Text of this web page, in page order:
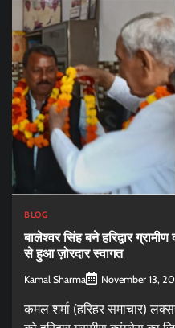
BLOG
बालेश्वर सिंह बने हरिद्वार
से हुआ ज़ोरदार स्वागत
Kamal Sharma November 13,
कमल शर्मा (हरिहर समाचार)